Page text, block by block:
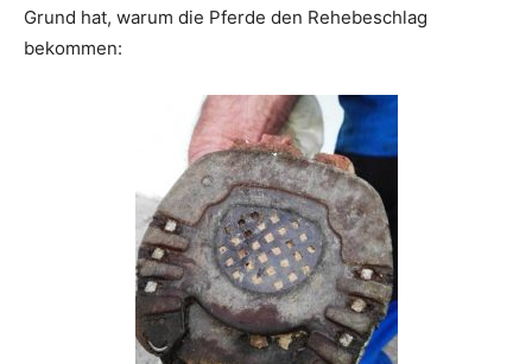
Grund hat, warum die Pferde den Rehebeschlag
bekommen: